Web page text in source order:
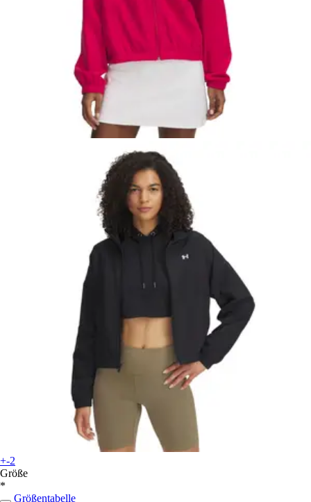
+-2
Größe
*
Größentabelle